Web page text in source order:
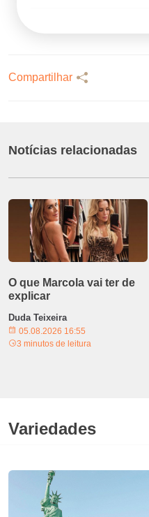
Compartilhar
Notícias relacionadas
O que Marcola vai ter de
explicar
Duda Teixeira
05.08.2026 16:55
3 minutos de leitura
Variedades